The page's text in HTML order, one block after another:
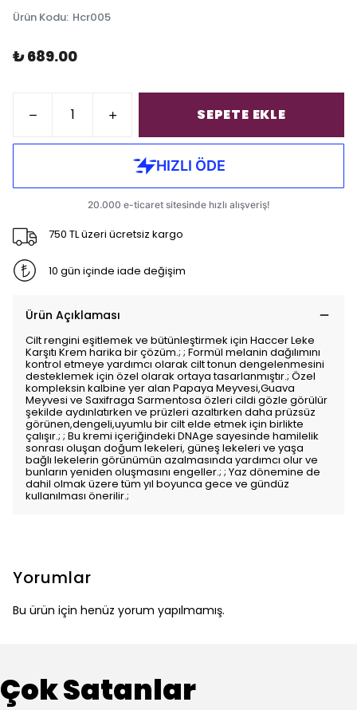
Ürün Kodu: Hcr005
₺ 689.00
SEPETE EKLE
750 TL üzeri ücretsiz kargo
10 gün içinde iade değişim
Ürün Açıklaması
Cilt rengini eşitlemek ve bütünleştirmek için Haccer Leke
Karşıtı Krem harika bir çözüm.; ; Formül melanin dağılımını
kontrol etmeye yardımcı olarak cilt tonun dengelenmesini
desteklemek için özel olarak ortaya tasarlanmıştır.; Özel
kompleksin kalbine yer alan Papaya Meyvesi,Guava
Meyvesi ve Saxifraga Sarmentosa özleri cildi gözle görülür
şekilde aydınlatırken ve prüzleri azaltırken daha prüzsüz
görünen,dengeli,uyumlu bir cilt elde etmek için birlikte
çalışır.; ; Bu kremi içeriğindeki DNAge sayesinde hamilelik
sonrası oluşan doğum lekeleri, güneş lekeleri ve yaşa
bağlı lekelerin görünümün azalmasında yardımcı olur ve
bunların yeniden oluşmasını engeller.; ; Yaz dönemine de
dahil olmak üzere tüm yıl boyunca gece ve gündüz
kullanılması önerilir.;
Yorumlar
Bu ürün için henüz yorum yapılmamış.
Çok Satanlar